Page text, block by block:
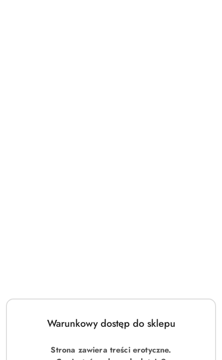
Warunkowy dostęp do sklepu
Strona zawiera treści erotyczne.